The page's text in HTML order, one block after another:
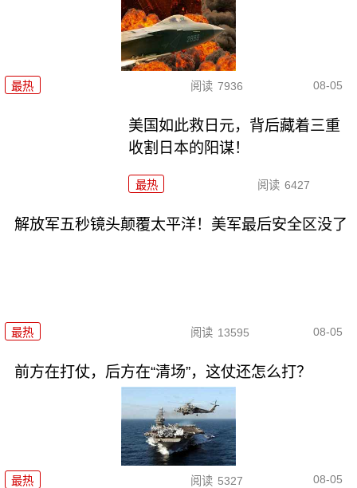
最热 阅读 7936 08-05
美国如此救日元，背后藏着三重
收割日本的阳谋！
最热 阅读 6427
解放军五秒镜头颠覆太平洋！美军最后安全区没了
最热 阅读 13595 08-05
前方在打仗，后方在“清场”，这仗还怎么打？
最热 阅读 5327 08-05